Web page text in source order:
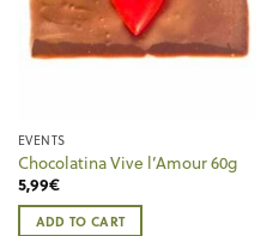
EVENTS
Chocolatina Vive l’Amour 60g
5,99€
ADD TO CART